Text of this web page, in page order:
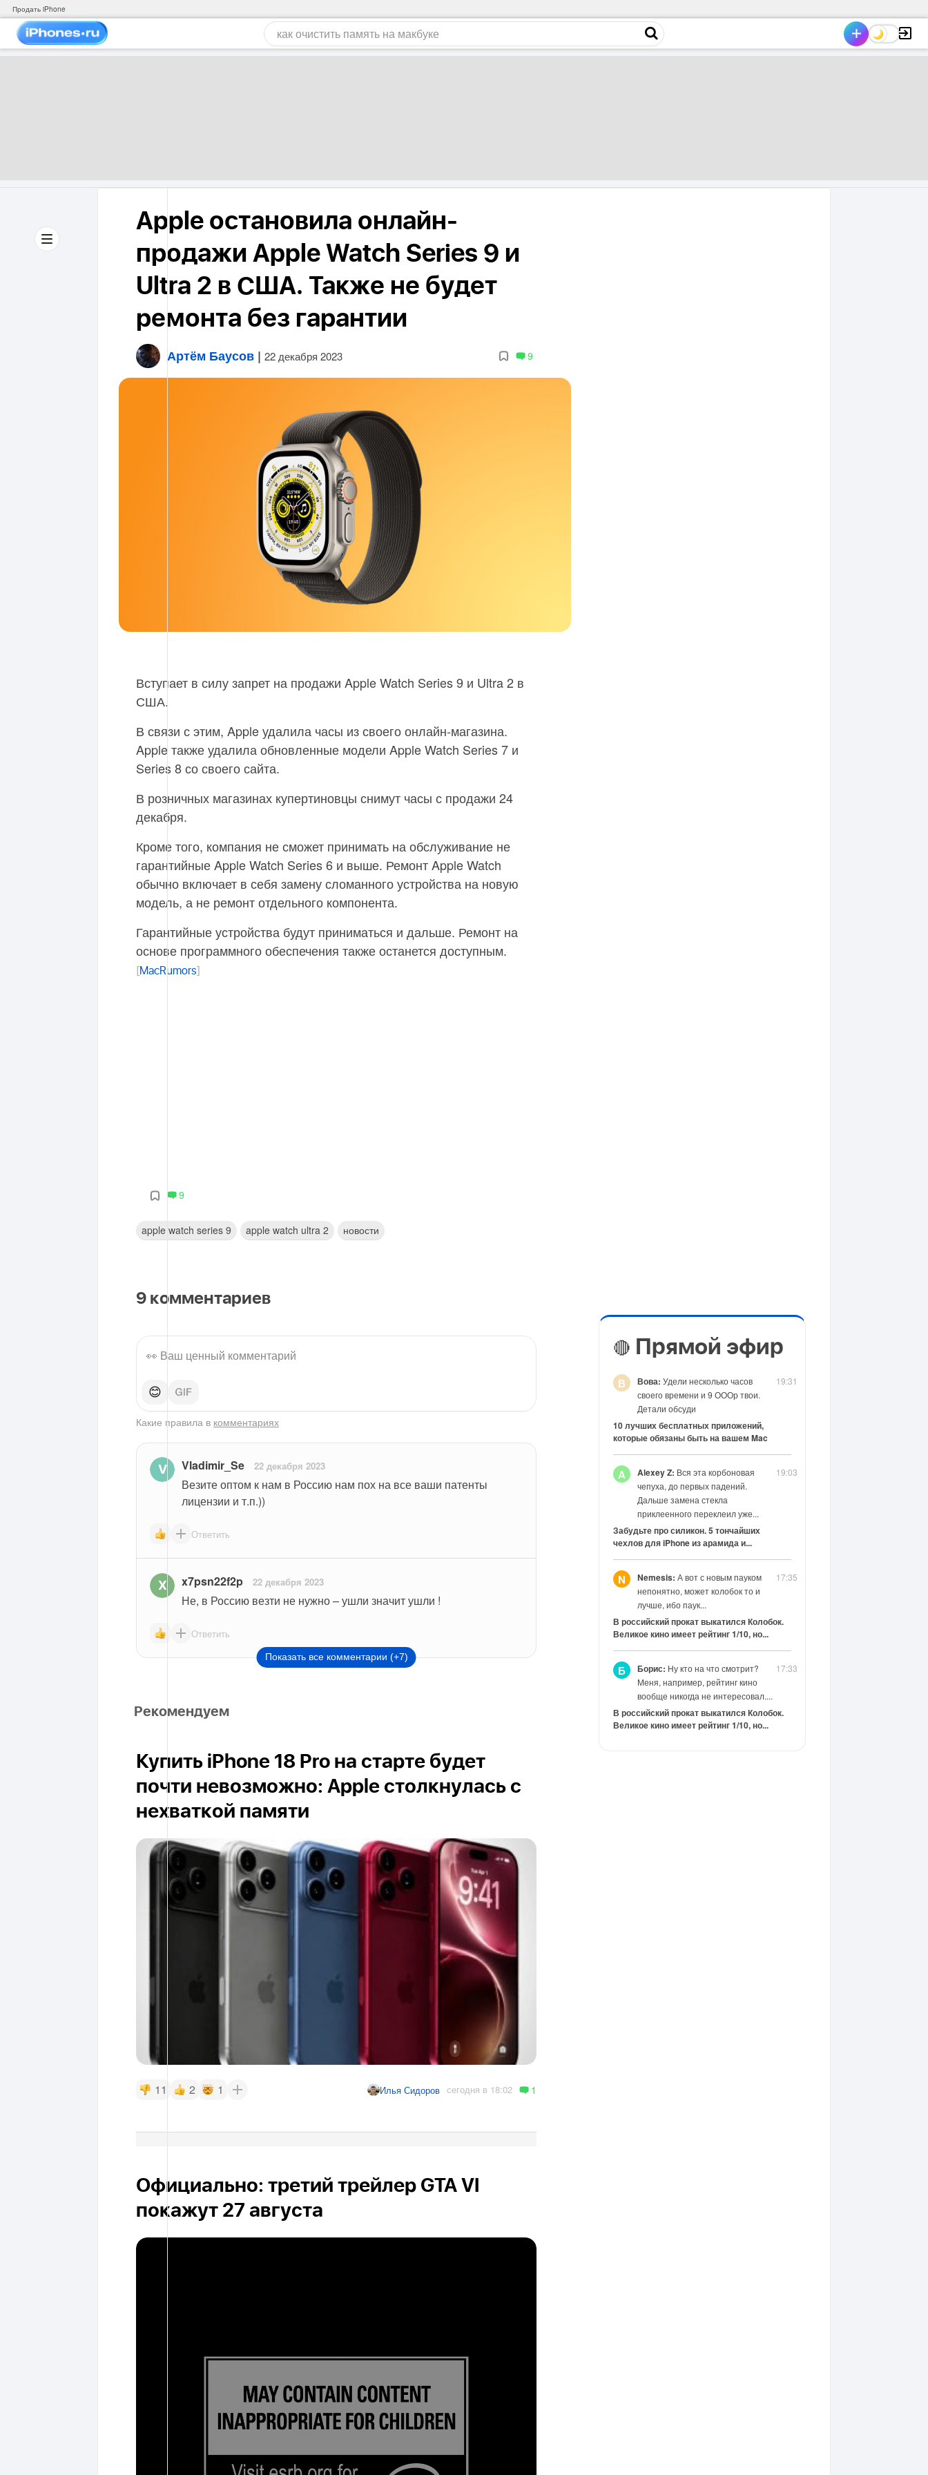
Продать iPhone
Apple остановила онлайн-
продажи Apple Watch Series 9 и
Ultra 2 в США. Также не будет
ремонта без гарантии
Артём Баусов | 22 декабря 2023 9
Вступает в силу запрет на продажи Apple Watch Series 9 и Ultra 2 в
США.
В связи с этим, Apple удалила часы из своего онлайн-магазина.
Apple также удалила обновленные модели Apple Watch Series 7 и
Series 8 со своего сайта.
В розничных магазинах купертиновцы снимут часы с продажи 24
декабря.
Кроме того, компания не сможет принимать на обслуживание не
гарантийные Apple Watch Series 6 и выше. Ремонт Apple Watch
обычно включает в себя замену сломанного устройства на новую
модель, а не ремонт отдельного компонента.
Гарантийные устройства будут приниматься и дальше. Ремонт на
основе программного обеспечения также останется доступным.
MacRumors
9
apple watch series 9 apple watch ultra 2 новости
9 комментариев
😊
Какие правила в комментариях
Vladimir_Se 22 декабря 2023
Везите оптом к нам в Россию нам пох на все ваши патенты
лицензии и т.п.))
Ответить
x7psn22f2p 22 декабря 2023
Не, в Россию везти не нужно – ушли значит ушли !
Ответить
Показать все комментарии (+7)
Рекомендуем
Купить iPhone 18 Pro на старте будет
почти невозможно: Apple столкнулась с
нехваткой памяти
11 2 1 Илья Сидоров сегодня в 18:02 1
Официально: третий трейлер GTA VI
покажут 27 августа
🔴 Прямой эфир
19:31
В Вова: Удели несколько часов
своего времени и 9 ОООр твои.
Детали обсуди
10 лучших бесплатных приложений,
которые обязаны быть на вашем Mac
19:03
A Alexey Z: Вся эта корбоновая
чепуха, до первых падений.
Дальше замена стекла
приклеенного переклеил уже...
Забудьте про силикон. 5 тончайших
чехлов для iPhone из арамида и...
17:35
N Nemesis: А вот с новым пауком
непонятно, может колобок то и
лучше, ибо паук...
В российский прокат выкатился Колобок.
Великое кино имеет рейтинг 1/10, но...
17:33
Б Борис: Ну кто на что смотрит?
Меня, например, рейтинг кино
вообще никогда не интересовал....
В российский прокат выкатился Колобок.
Великое кино имеет рейтинг 1/10, но...